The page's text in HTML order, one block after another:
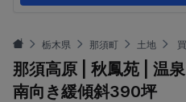
栃木県 那須町 土地
那須高原 | 秋鳳苑 | 温
南向き緩傾斜390坪